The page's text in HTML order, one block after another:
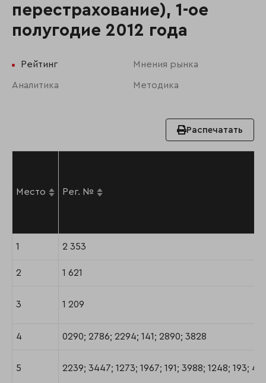
перестрахование), 1-ое
полугодие 2012 года
Рейтинг Мнения рынка
Аналитика Методика
Распечатать
Место Рег. №
1 2 353
2 1 621
3 1 209
4 0290; 2786; 2294; 141; 2890; 3828
5 2239; 3447; 1273; 1967; 191; 3988; 1248; 193;